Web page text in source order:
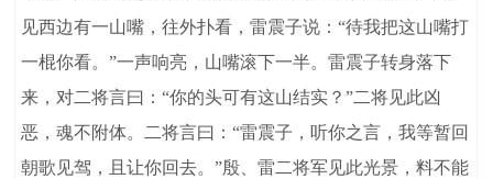
见西边有一山嘴，往外扑看，雷震子说：“待我把这山嘴打
一棍你看。”一声响亮，山嘴滚下一半。雷震子转身落下
来，对二将言曰：“你的头可有这山结实？”二将见此凶
恶，魂不附体。二将言曰：“雷震子，听你之言，我等暂回
朝歌见驾，且让你回去。”殷、雷二将军见此光景，料不能